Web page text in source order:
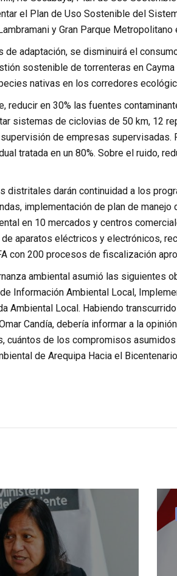
el Plan de Uso Sostenible del
y Gran Parque Metropolitano
adaptación, se disminuirá el
sostenible de torrenteras en Cayma
nativas en los corredores
reducir en 30% las fuentes
sistemas de ciclovias de 50 km, 12
de empresas
tratada en un 80%. Sobre el ruido,
darán continuidad a los
implementación de plan de
en 10 mercados y centros
aparatos eléctricos y electrónicos,
con 200 procesos de fiscalización
ambiental asumió las siguientes
Información Ambiental Local,
Ambiental Local. Habiendo
Candía, debería informar a la
cuántos de los compromisos
de Arequipa Hacia el